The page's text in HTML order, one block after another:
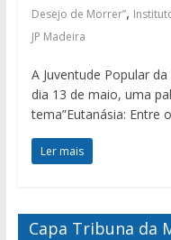
Desejo de Morrer”,
JP Madeira
A Juventude Popular
dia 13 de maio, uma
tema”Eutanásia: Entre
Ler mais
Capa Tribuna da